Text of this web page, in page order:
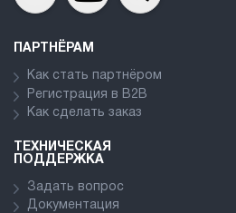
ПАРТНЁРАМ
Как стать партнёром
Регистрация в В2В
Как сделать заказ
ТЕХНИЧЕСКАЯ
ПОДДЕРЖКА
Задать вопрос
Документация